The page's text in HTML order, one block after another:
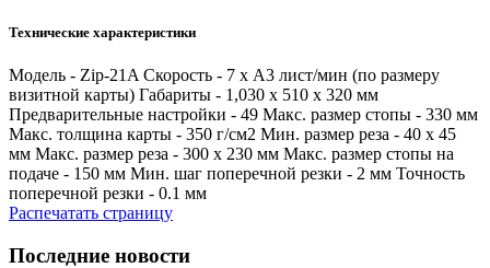
Технические характеристики
Модель - Zip-21A Скорость - 7 х A3 лист/мин (по размеру
визитной карты) Габариты - 1,030 х 510 х 320 мм
Предварительные настройки - 49 Макс. размер стопы - 330 мм
Макс. толщина карты - 350 г/см2 Мин. размер реза - 40 х 45
мм Макс. размер реза - 300 х 230 мм Макс. размер стопы на
подаче - 150 мм Мин. шаг поперечной резки - 2 мм Точность
поперечной резки - 0.1 мм
Распечатать страницу
Последние новости